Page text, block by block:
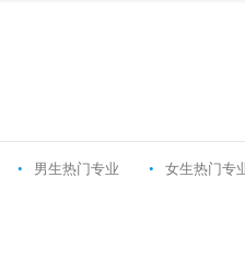
• 男生热门专业 • 女生热门专